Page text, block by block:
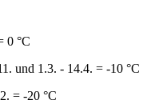
0 °C
und 1.3. - 14.4. = -10 °C
= -20 °C